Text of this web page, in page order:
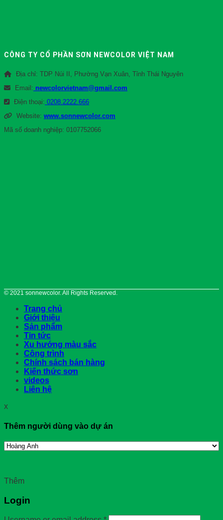
CÔNG TY CỔ PHẦN SƠN NEWCOLOR VIỆT NAM
Địa chỉ: TDP Núi II, Phường Vạn Xuân, Tỉnh Thái Nguyên
Email: newcolorvietnam@gmail.com
Điện thoại: 0208.2222.666
Website: www.sonnewcolor.com
Mã số doanh nghiệp: 0107752066
© 2021 sonnewcolor. All Rights Reserved.
Trang chủ
Giới thiệu
Sản phẩm
Tin tức
Xu hướng màu sắc
Công trình
Chính sách bán hàng
Kiến thức sơn
videos
Liên hệ
x
Thêm người dùng vào dự án
Thêm
Login